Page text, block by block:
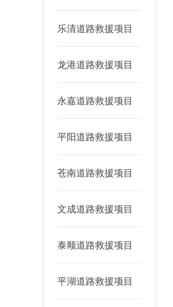
乐清道路救援项目
龙港道路救援项目
永嘉道路救援项目
平阳道路救援项目
苍南道路救援项目
文成道路救援项目
泰顺道路救援项目
平湖道路救援项目